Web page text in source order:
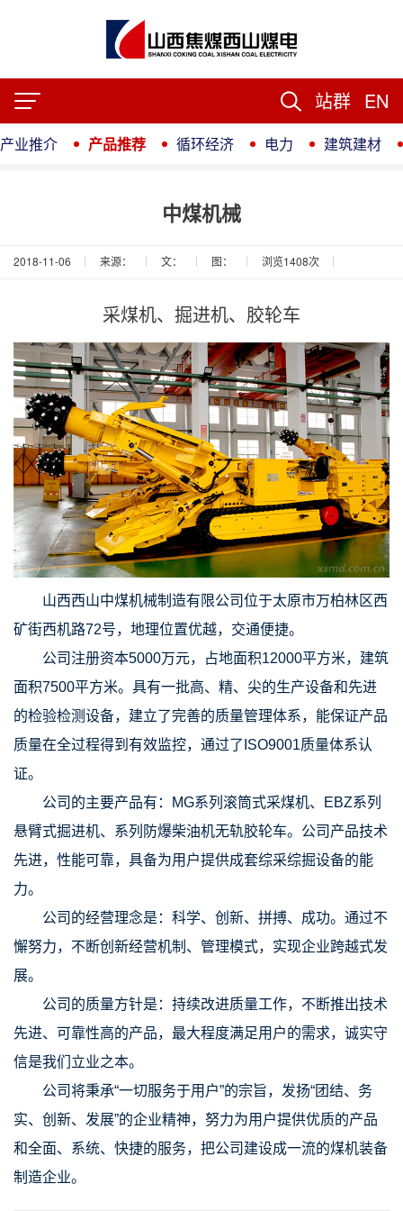
站群 EN
产业推介 产品推荐 循环经济 电力 建筑建材
中煤机械
2018-11-06 来源： 文： 图： 浏览1408次
采煤机、掘进机、胶轮车
山西西山中煤机械制造有限公司位于太原市万柏林区西
矿街西机路72号，地理位置优越，交通便捷。
公司注册资本5000万元，占地面积12000平方米，建筑
面积7500平方米。具有一批高、精、尖的生产设备和先进
的检验检测设备，建立了完善的质量管理体系，能保证产品
质量在全过程得到有效监控，通过了ISO9001质量体系认
证。
公司的主要产品有：MG系列滚筒式采煤机、EBZ系列
悬臂式掘进机、系列防爆柴油机无轨胶轮车。公司产品技术
先进，性能可靠，具备为用户提供成套综采综掘设备的能
力。
公司的经营理念是：科学、创新、拼搏、成功。通过不
懈努力，不断创新经营机制、管理模式，实现企业跨越式发
展。
公司的质量方针是：持续改进质量工作，不断推出技术
先进、可靠性高的产品，最大程度满足用户的需求，诚实守
信是我们立业之本。
公司将秉承“一切服务于用户”的宗旨，发扬“团结、务
实、创新、发展”的企业精神，努力为用户提供优质的产品
和全面、系统、快捷的服务，把公司建设成一流的煤机装备
制造企业。